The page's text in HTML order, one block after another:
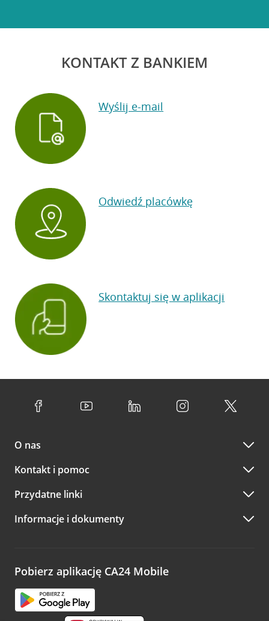
KONTAKT Z BANKIEM
Wyślij e-mail
Odwiedź placówkę
Skontaktuj się w aplikacji
O nas
Kontakt i pomoc
Przydatne linki
Informacje i dokumenty
Pobierz aplikację CA24 Mobile